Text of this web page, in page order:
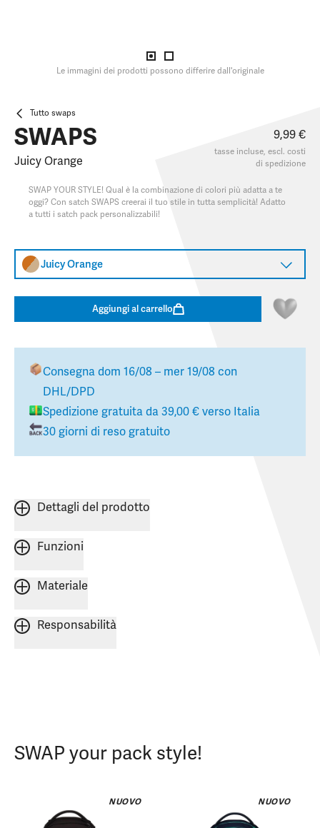
Le immagini dei prodotti possono differire dall'originale
Tutto swaps
SWAPS
Juicy Orange
9,99 €
tasse incluse, escl. costi
di spedizione
SWAP YOUR STYLE! Qual è la combinazione di colori più adatta a te
oggi? Con satch SWAPS creerai il tuo stile in tutta semplicità! Adatto
a tutti i satch pack personalizzabili!
Juicy Orange
Aggiungi al carrello
Consegna dom 16/08 – mer 19/08 con
DHL/DPD
Spedizione gratuita da 39,00 € verso Italia
30 giorni di reso gratuito
Dettagli del prodotto
Funzioni
Materiale
Responsabilità
SWAP your pack style!
NUOVO NUOVO